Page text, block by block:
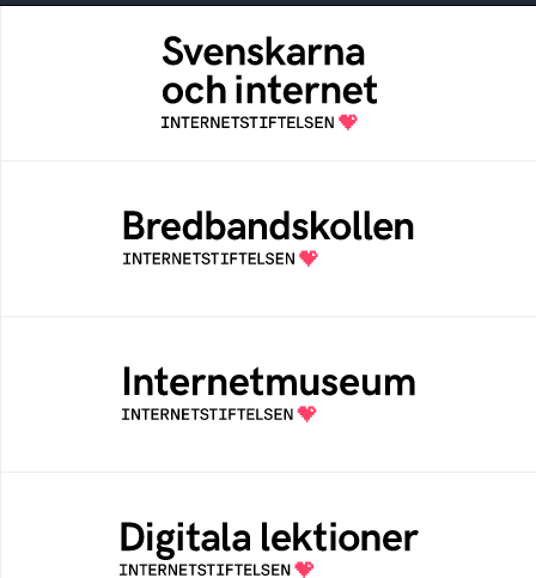
Svenskarna och internet
En årlig studie av svenska folkets
internetvanor
Bredbandskollen är ett oberoende
konsumentverktyg som drivs av
Internetstiftelsen
Ett digitalt museum som byggts, och kureras
av Internetstiftelsen
Öppen digital lärresurs med färdiga lektioner
för alla stadier i grundskolan